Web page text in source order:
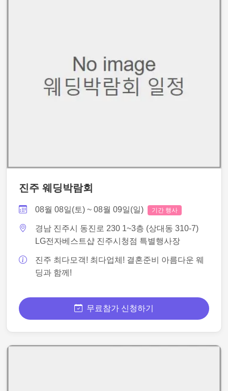
진주 웨딩박람회
08월 08일(토) ~ 08월 09일(일) 기간 행사
경남 진주시 동진로 230 1~3층 (상대동 310-7)
LG전자베스트샵 진주시청점 특별행사장
진주 최다모객! 최다업체! 결혼준비 아름다운 웨
딩과 함께!
무료참가 신청하기